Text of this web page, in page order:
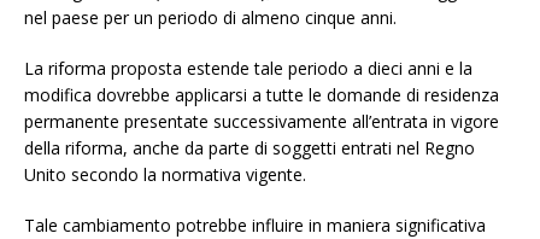
nel paese per un periodo di almeno cinque anni.
La riforma proposta estende tale periodo a dieci anni e la
modifica dovrebbe applicarsi a tutte le domande di residenza
permanente presentate successivamente all’entrata in vigore
della riforma, anche da parte di soggetti entrati nel Regno
Unito secondo la normativa vigente.
Tale cambiamento potrebbe influire in maniera significativa